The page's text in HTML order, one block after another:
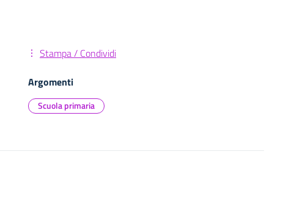
Stampa / Condividi
Argomenti
Scuola primaria